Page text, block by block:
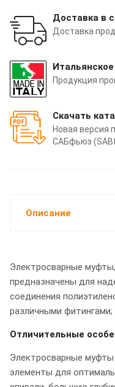
Доставка в
Доставка
Продукция
Скачать
Новая версия
САБфьюз
Описание
Электросварные
предназначены для
соединения
различными фитингами;
Отличительные
Электросварные
элементы для